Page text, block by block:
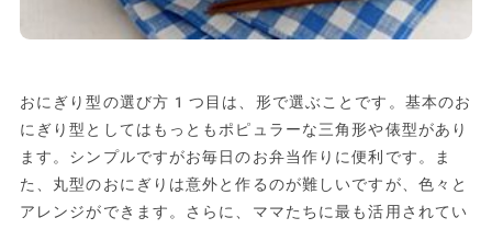
おにぎり型の選び方1つ目は、形で選ぶことです。基本のお
にぎり型としてはもっともポピュラーな三角形や俵型があり
ます。シンプルですがお毎日のお弁当作りに便利です。ま
た、丸型のおにぎりは意外と作るのが難しいですが、色々と
アレンジができます。さらに、ママたちに最も活用されてい